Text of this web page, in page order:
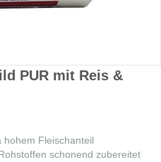
PUR mit Reis &
hohem Fleischanteil
schonend zubereitet